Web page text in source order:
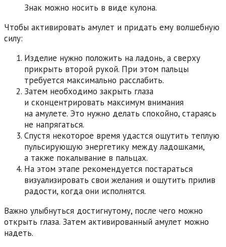
Знак можно носить в виде кулона.
Чтобы активировать амулет и придать ему волшебную
силу:
Изделие нужно положить на ладонь, а сверху
прикрыть второй рукой. При этом пальцы
требуется максимально расслабить.
Затем необходимо закрыть глаза
и сконцентрировать максимум внимания
на амулете. Это нужно делать спокойно, стараясь
не напрягаться.
Спустя некоторое время удастся ощутить теплую
пульсирующую энергетику между ладошками,
а также покалывание в пальцах.
На этом этапе рекомендуется постараться
визуализировать свои желания и ощутить прилив
радости, когда они исполнятся.
Важно улыбнуться достигнутому, после чего можно
открыть глаза. Затем активированный амулет можно
надеть.